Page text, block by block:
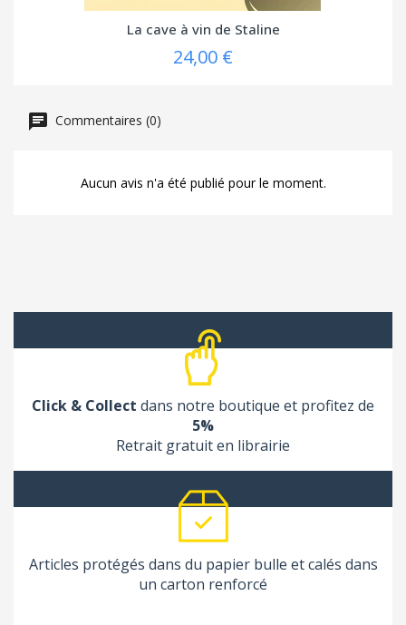
La cave à vin de Staline
24,00 €
Commentaires (0)
Aucun avis n'a été publié pour le moment.
Click & Collect dans notre boutique et profitez de
5%
Retrait gratuit en librairie
Articles protégés dans du papier bulle et calés dans
un carton renforcé